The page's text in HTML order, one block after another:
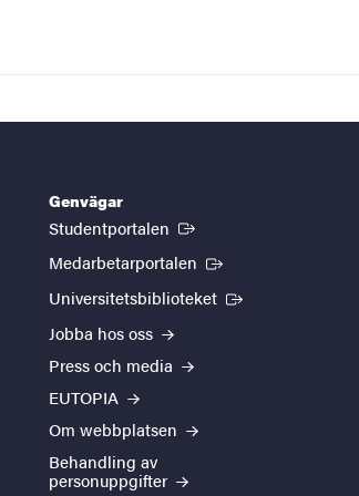
Genvägar
Studentportalen (Extern länk)
Medarbetarportalen (Extern länk)
Universitetsbiblioteket (Extern länk)
Jobba hos oss
Press och media
EUTOPIA
Om webbplatsen
Behandling av
personuppgifter